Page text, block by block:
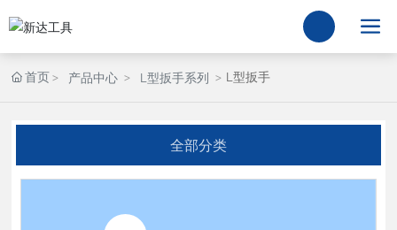
首页 产品中心 L型扳手系列 L型扳手
全部分类